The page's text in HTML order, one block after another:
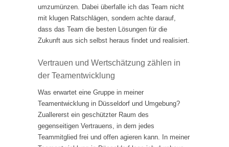
umzumünzen. Dabei überfalle ich das Team nicht
mit klugen Ratschlägen, sondern achte darauf,
dass das Team die besten Lösungen für die
Zukunft aus sich selbst heraus findet und realisiert.
Vertrauen und Wertschätzung zählen in
der Teamentwicklung
Was erwartet eine Gruppe in meiner
Teamentwicklung in Düsseldorf und Umgebung?
Zuallererst ein geschützter Raum des
gegenseitigen Vertrauens, in dem jedes
Teammitglied frei und offen agieren kann. In meiner